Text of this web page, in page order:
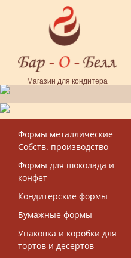
Перейти к основному содержанию
Магазин для кондитера
Форма поиска
Формы металлические
Собств. производство
Формы для шоколада и
конфет
Кондитерские формы
Бумажные формы
Упаковка и коробки для
тортов и десертов